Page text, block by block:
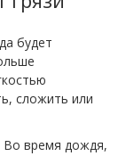
будет
сложить или
Во время дождя,